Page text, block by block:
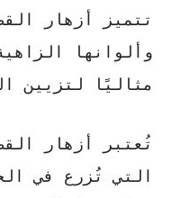
تتميز أزهار
وألوانها
مثاليًا لتزيين
تُعتبر أزهار
التي تُزرع في